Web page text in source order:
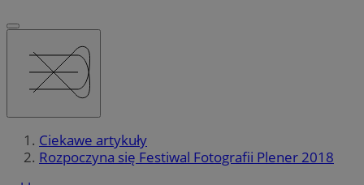
Ciekawe artykuły
Rozpoczyna się Festiwal Fotografii Plener 2018